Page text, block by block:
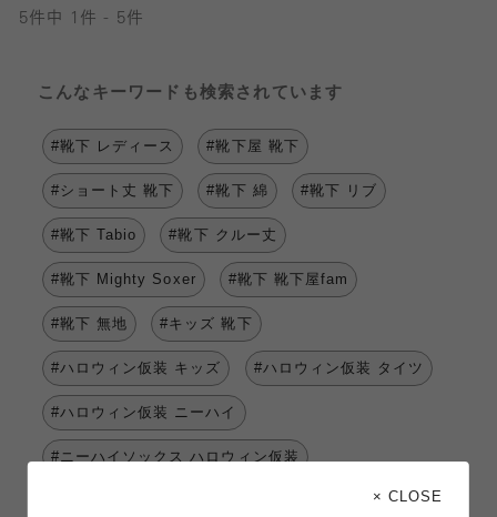
5件中 1件 - 5件
こんなキーワードも検索されています
#靴下 レディース #靴下屋 靴下
#ショート丈 靴下 #靴下 綿 #靴下 リブ
#靴下 Tabio #靴下 クルー丈
#靴下 Mighty Soxer #靴下 靴下屋fam
#靴下 無地 #キッズ 靴下
#ハロウィン仮装 キッズ #ハロウィン仮装 タイツ
#ハロウィン仮装 ニーハイ
#ニーハイソックス ハロウィン仮装
× CLOSE